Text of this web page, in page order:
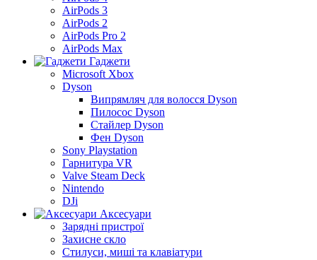
AirPods 3
AirPods 2
AirPods Pro 2
AirPods Max
Гаджети
Microsoft Xbox
Dyson
Випрямляч для волосся Dyson
Пилосос Dyson
Стайлер Dyson
Фен Dyson
Sony Playstation
Гарнитура VR
Valve Steam Deck
Nintendo
DJi
Аксесуари
Зарядні пристрої
Захисне скло
Стилуси, миші та клавіатури